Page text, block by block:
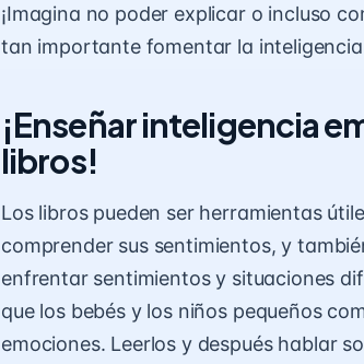
¡Imagina no poder explicar o incluso
tan importante fomentar la
¡Enseñar inteligencia
libros!
Los libros pueden ser herramientas
comprender sus sentimientos, y
enfrentar sentimientos y situaciones
que los bebés y los niños pequeños
emociones. Leerlos y después hablar